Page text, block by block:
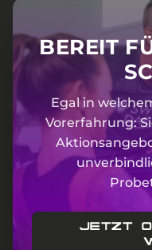
BEREIT
Egal in
Vorerfahrung:
JETZT